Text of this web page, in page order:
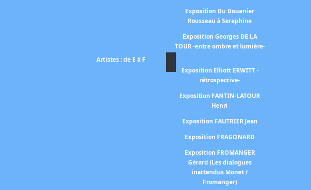
Exposition Du Douanier
Rousseau à Seraphine
Exposition Georges DE LA
TOUR -entre ombre et lumière-
Artistes : de E à F
Exposition Elliott ERWITT -
rétrospective-
Exposition FANTIN-LATOUR
Henri
Exposition FAUTRIER Jean
Exposition FRAGONARD
Exposition FROMANGER
Gérard (Les dialogues
inattendus Monet /
Fromanger)